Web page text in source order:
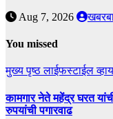
Aug 7, 2026
You missed
मुख्य पृष्ठलाईफस्टाईल
कामगार नेते महेंद्र घरत
रुपयांची पगारवाढ